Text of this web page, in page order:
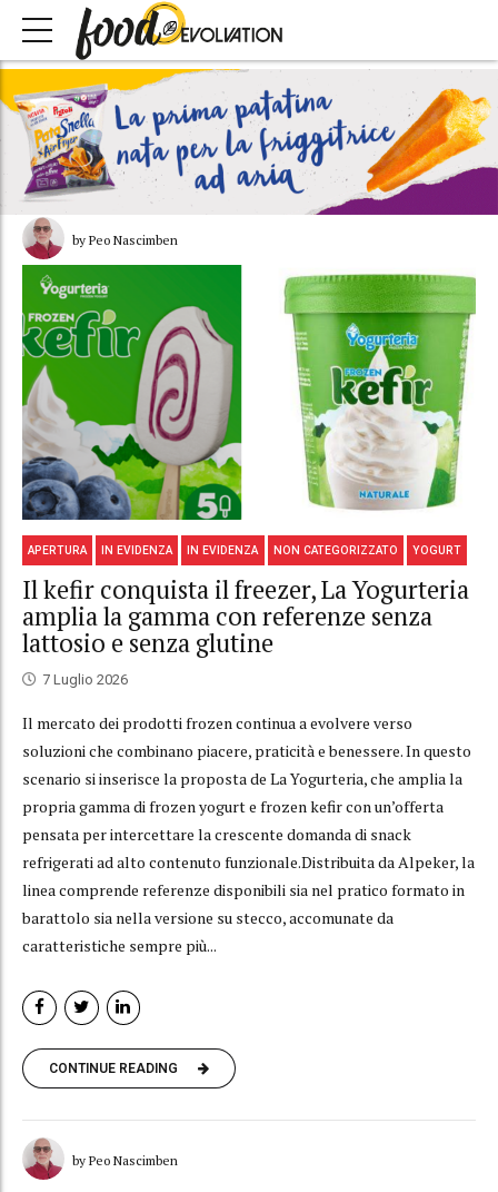
by Peo Nascimben
APERTURA IN EVIDENZA IN EVIDENZA NON CATEGORIZZATO YOGURT
Il kefir conquista il freezer, La Yogurteria
amplia la gamma con referenze senza
lattosio e senza glutine
7 Luglio 2026
Il mercato dei prodotti frozen continua a evolvere verso
soluzioni che combinano piacere, praticità e benessere. In questo
scenario si inserisce la proposta de La Yogurteria, che amplia la
propria gamma di frozen yogurt e frozen kefir con un’offerta
pensata per intercettare la crescente domanda di snack
refrigerati ad alto contenuto funzionale.Distribuita da Alpeker, la
linea comprende referenze disponibili sia nel pratico formato in
barattolo sia nella versione su stecco, accomunate da
caratteristiche sempre più...
CONTINUE READING
by Peo Nascimben